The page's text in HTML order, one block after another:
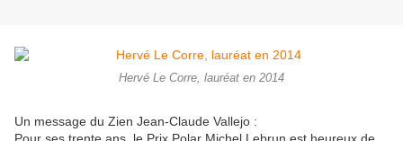
Hervé Le Corre, lauréat en 2014
Un message du Zien Jean-Claude Vallejo :